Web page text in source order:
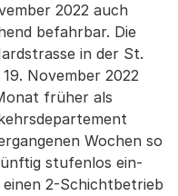
2022 auch
befahrbar. Die
in der St.
November 2022
früher als
Wochen so
stufenlos ein-
2-Schichtbetrieb